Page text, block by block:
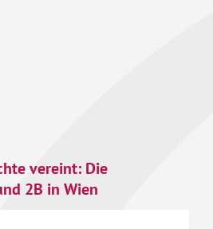
vereint: Die
2B in Wien